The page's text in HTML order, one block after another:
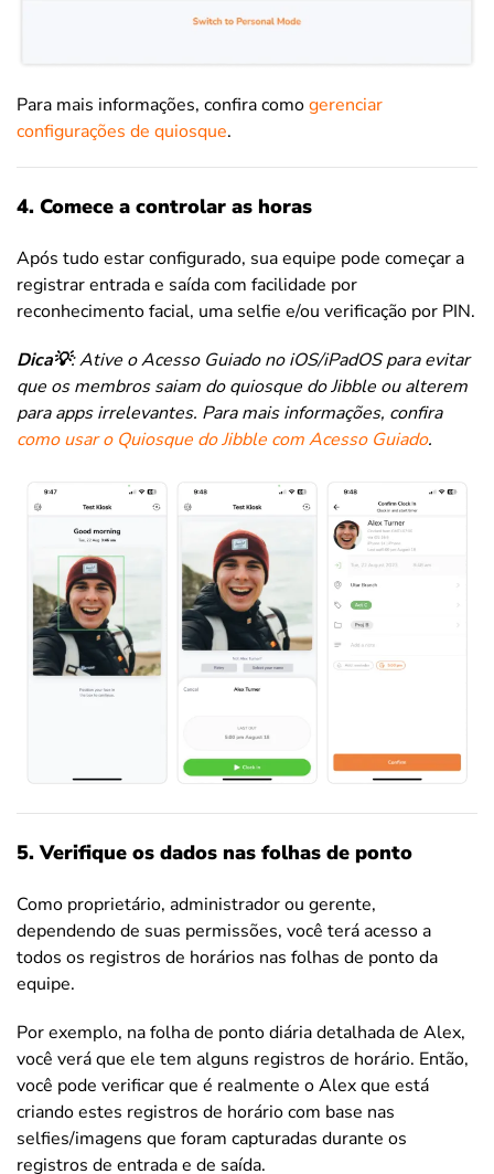
Para mais informações, confira comogerenciar
configurações de quiosque.
4. Comece a controlar as horas
Após tudo estar configurado, sua equipe pode começar a
registrar entrada e saída com facilidade por
reconhecimento facial, uma selfie e/ou verificação por PIN.
Dica💡: Ative o Acesso Guiado no iOS/iPadOS para evitar
que os membros saiam do quiosque do Jibble ou alterem
para apps irrelevantes. Para mais informações, confira
como usar o Quiosque do Jibble com Acesso Guiado.
5. Verifique os dados nas folhas de ponto
Como proprietário, administrador ou gerente,
dependendo de suas permissões, você terá acesso a
todos os registros de horários nas folhas de ponto da
equipe.
Por exemplo, na folha de ponto diária detalhada de Alex,
você verá que ele tem alguns registros de horário. Então,
você pode verificar que é realmente o Alex que está
criando estes registros de horário com base nas
selfies/imagens que foram capturadas durante os
registros de entrada e de saída.